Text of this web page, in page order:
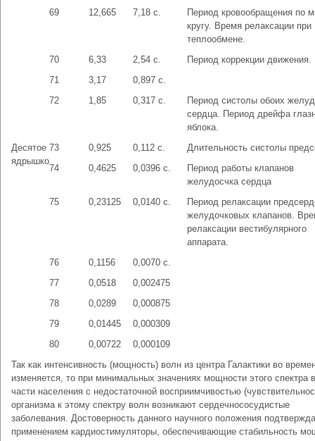
69
12,665 7,18 с.
Период кровообращения по
кругу. Время релаксации при
теплообмене.
70
6,33 2,54 с.
Период коррекции движения.
71
3,17
0,897 с.
72
1,85 0,317 с.
Период систолы обоих
сердца. Период дрейфа
яблока.
Десятое
ядрышко
73 0,925 0,112 с.
Длительность систолы
74
0,4625 0,0396 с.
Период работы клапанов
желудосчка сердца
75
0,23125 0,0140 с.
Период релаксации
желудочковых клапанов.
релаксации вестибулярного
аппарата.
76
0,1156
0,0070 с.
77
0,0518
0,002475
78
0,0289
0,000875
79
0,01445
0,000309
80
0,00722
0,000109
Так как интенсивность (мощность) волн из центра Галактики во
изменяется, то при минимальных значениях мощности этого спектра
части населения с недостаточной восприимчивостью
организма к этому спектру волн возникают сердечнососудистые
заболевания. Достоверность данного научного положения
применением кардиостимуляторы, обеспечивающие стабильность